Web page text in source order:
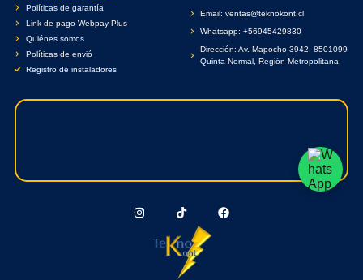
Políticas de garantía
Link de pago Webpay Plus
Quiénes somos
Políticas de envió
Registro de instaladores
Email: ventas@teknokont.cl
Whatsapp: +56945429830
Dirección: Av. Mapocho 3942, 8501099
Quinta Normal, Región Metropolitana